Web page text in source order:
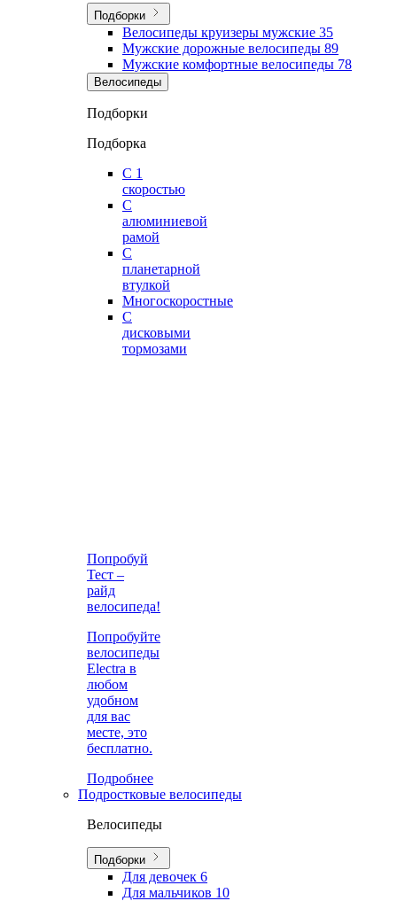
Подборки
Велосипеды круизеры мужские 35
Мужские дорожные велосипеды 89
Мужские комфортные велосипеды 78
Велосипеды
Подборки
Подборка
С 1
скоростью
С
алюминиевой
рамой
С
планетарной
втулкой
Многоскоростные
С
дисковыми
тормозами
Попробуй
Тест –
райд
велосипеда!
Попробуйте
велосипеды
Electra в
любом
удобном
для вас
месте, это
бесплатно.
Подробнее
Подростковые велосипеды
Велосипеды
Подборки
Для девочек 6
Для мальчиков 10